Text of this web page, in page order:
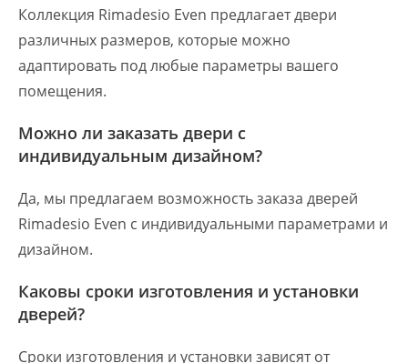
Коллекция Rimadesio Even предлагает двери
различных размеров, которые можно
адаптировать под любые параметры вашего
помещения.
Можно ли заказать двери с
индивидуальным дизайном?
Да, мы предлагаем возможность заказа дверей
Rimadesio Even с индивидуальными параметрами и
дизайном.
Каковы сроки изготовления и установки
дверей?
Сроки изготовления и установки зависят от